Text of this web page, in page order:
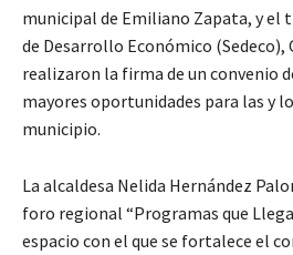
municipal de Emiliano Zapata, y el
de Desarrollo Económico (Sedeco),
realizaron la firma de un convenio
mayores oportunidades para las y
municipio.
La alcaldesa Nelida Hernández
foro regional “Programas que
espacio con el que se fortalece el